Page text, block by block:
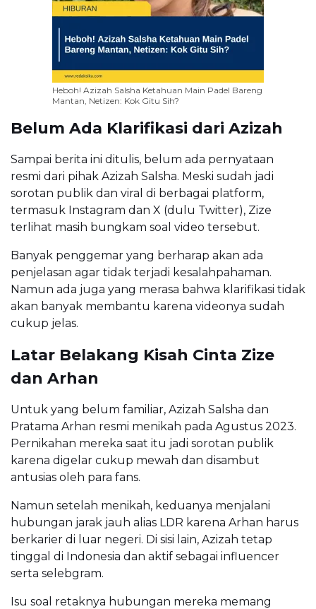
Heboh! Azizah Salsha Ketahuan Main Padel Bareng
Mantan, Netizen: Kok Gitu Sih?
Belum Ada Klarifikasi dari Azizah
Sampai berita ini ditulis, belum ada pernyataan
resmi dari pihak Azizah Salsha. Meski sudah jadi
sorotan publik dan viral di berbagai platform,
termasuk Instagram dan X (dulu Twitter), Zize
terlihat masih bungkam soal video tersebut.
Banyak penggemar yang berharap akan ada
penjelasan agar tidak terjadi kesalahpahaman.
Namun ada juga yang merasa bahwa klarifikasi tidak
akan banyak membantu karena videonya sudah
cukup jelas.
Latar Belakang Kisah Cinta Zize
dan Arhan
Untuk yang belum familiar, Azizah Salsha dan
Pratama Arhan resmi menikah pada Agustus 2023.
Pernikahan mereka saat itu jadi sorotan publik
karena digelar cukup mewah dan disambut
antusias oleh para fans.
Namun setelah menikah, keduanya menjalani
hubungan jarak jauh alias LDR karena Arhan harus
berkarier di luar negeri. Di sisi lain, Azizah tetap
tinggal di Indonesia dan aktif sebagai influencer
serta selebgram.
Isu soal retaknya hubungan mereka memang